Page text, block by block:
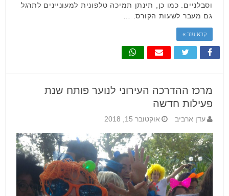
וסבלניים. כמו כן, תינתן תמיכה טלפונית למעוניינים לתרגל
גם מעבר לשעות הקורס. …
קרא עוד »
מרכז ההדרכה העירוני לנוער פותח שנת
פעילות חדשה
עדן ארביב אוקטובר 15, 2018